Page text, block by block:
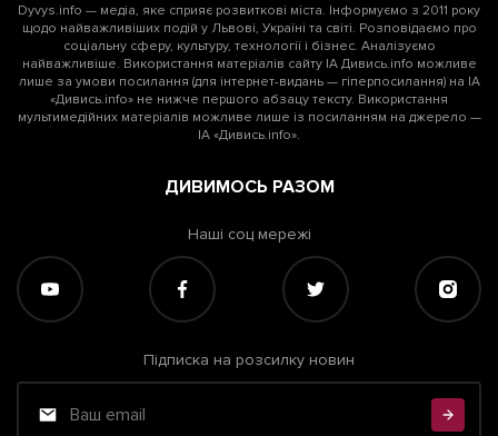
Dyvys.info — медіа, яке сприяє розвиткові міста. Інформуємо з 2011 року
щодо найважливіших подій у Львові, Україні та світі. Розповідаємо про
соціальну сферу, культуру, технології і бізнес. Аналізуємо
найважливіше. Використання матеріалів сайту ІА Дивись.info можливе
лише за умови посилання (для інтернет-видань — гіперпосилання) на ІА
«Дивись.info» не нижче першого абзацу тексту. Використання
мультимедійних матеріалів можливе лише із посиланням на джерело —
ІА «Дивись.info».
ДИВИМОСЬ РАЗОМ
Наші соц мережі
Підписка на розсилку новин